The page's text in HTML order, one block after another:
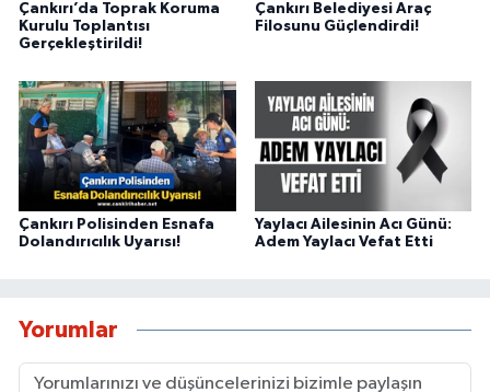
Çankırı’da Toprak Koruma
Kurulu Toplantısı
Gerçekleştirildi!
Çankırı Belediyesi Araç
Filosunu Güçlendirdi!
Çankırı Polisinden Esnafa
Dolandırıcılık Uyarısı!
Yaylacı Ailesinin Acı Günü:
Adem Yaylacı Vefat Etti
Yorumlar